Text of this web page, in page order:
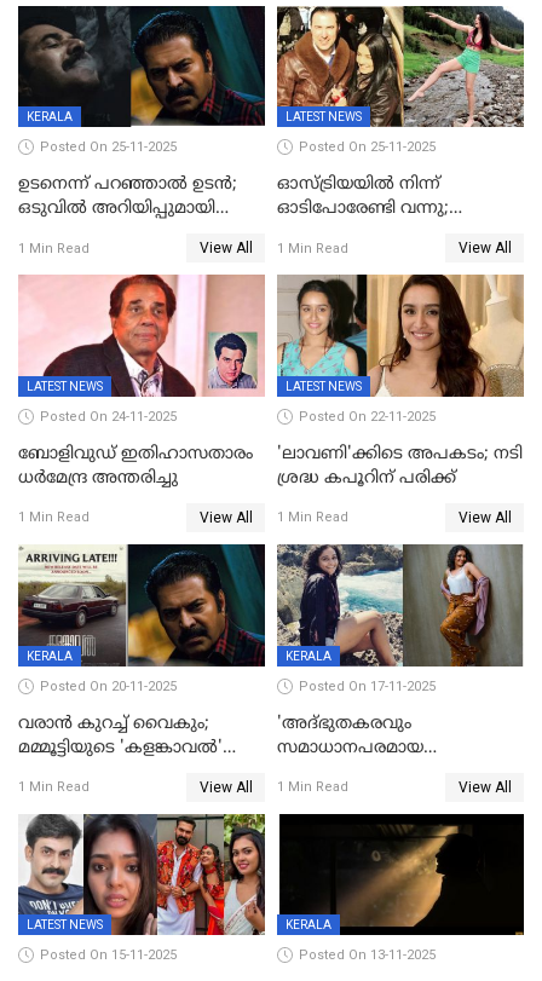
ജീവനൊടുക്കി
KERALA
Posted On 25-11-2025
ഉടനെന്ന് പറഞ്ഞാൽ ഉടൻ;
ഒടുവിൽ അറിയിപ്പുമായി
റിലീസ് തീയതി പുറത്ത്
1 Min Read View All
LATEST NEWS
Posted On 25-11-2025
ഓസ്ട്രിയയിൽ നിന്ന്
ഓടിപോരേണ്ടി വന്നു;
ശാരീരികമായും ഉപദ്രവിച്ചു;
ഭർത്താവിനെതിരെ 50 കോടി
രൂപ നഷ്ടപരിഹാരം
ആവശ്യപ്പെട്ട് മുൻ മിസ് ഇന്ത്യ
1 Min Read View All
LATEST NEWS
Posted On 24-11-2025
ബോളിവുഡ് ഇതിഹാസതാരം
ധർമേന്ദ്ര അന്തരിച്ചു
1 Min Read View All
LATEST NEWS
Posted On 22-11-2025
'ലാവണി'ക്കിടെ അപകടം; നടി
ശ്രദ്ധ കപൂറിന് പരിക്ക്
1 Min Read View All
KERALA
Posted On 20-11-2025
വരാൻ കുറച്ച് വൈകും;
മമ്മൂട്ടിയുടെ 'കളങ്കാവൽ'
1 Min Read View All
KERALA
Posted On 17-11-2025
'അദ്‌ഭുതകരവും
സമാധാനപരമായ
വിവാഹമോചിതയായെന്ന് മീര
വാസുദേവൻ
1 Min Read View All
LATEST NEWS
Posted On 15-11-2025
KERALA
Posted On 13-11-2025